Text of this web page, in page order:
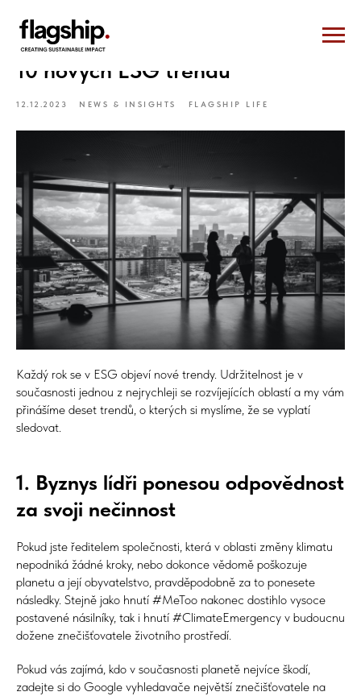
10 nových ESG trendů
12.12.2023 NEWS & INSIGHTS FLAGSHIP LIFE
Každý rok se v ESG objeví nové trendy. Udržitelnost je v
současnosti jednou z nejrychleji se rozvíjejících oblastí a my vám
přinášíme deset trendů, o kterých si myslíme, že se vyplatí
sledovat.
1. Byznys lídři ponesou odpovědnost
za svoji nečinnost
Pokud jste ředitelem společnosti, která v oblasti změny klimatu
nepodniká žádné kroky, nebo dokonce vědomě poškozuje
planetu a její obyvatelstvo, pravděpodobně za to ponesete
následky. Stejně jako hnutí #MeToo nakonec dostihlo vysoce
postavené násilníky, tak i hnutí #ClimateEmergency v budoucnu
dožene znečišťovatele životního prostředí.
Pokud vás zajímá, kdo v současnosti planetě nejvíce škodí,
zadejte si do Google vyhledavače největší znečišťovatele na